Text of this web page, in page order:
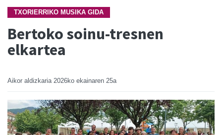
TXORIERRIKO MUSIKA GIDA
Bertoko soinu-tresnen
elkartea
Aikor aldizkaria 2026ko ekainaren 25a